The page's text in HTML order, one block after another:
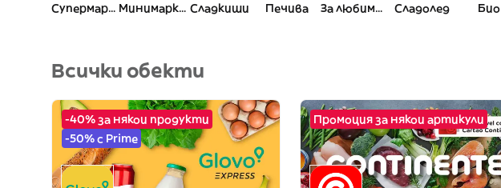
Супермаркет Минимаркет Сладкиши Печива За любимци Сладолед Био
Всички обекти
-40% за някои продукти
-50% с Prime
Промоция за някои артикули